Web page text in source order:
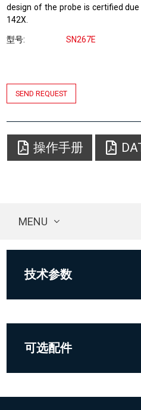
design of the probe is certified
142X.
型号 SN267E
SEND REQUEST
操作手册
MENU
技术参数
可选配件